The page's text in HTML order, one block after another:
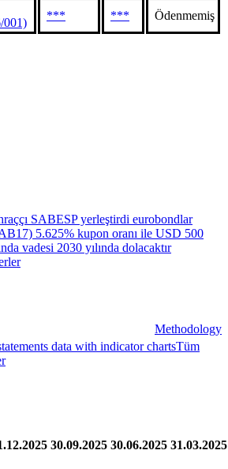
001)
*** *** Ödenmemiş
SABESP yerleştirdi eurobondlar
5.625% kupon oranı ile USD 500
vadesi 2030 yılında dolacaktır
Methodology
data with indicator chartsTüm
30.09.2025 30.06.2025 31.03.2025